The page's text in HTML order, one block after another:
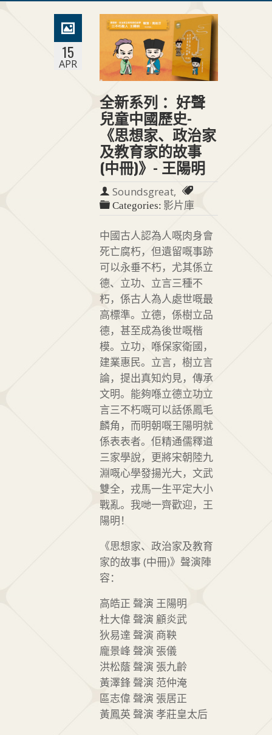
15
APR
全新系列 ：好聲
兒童中國歷史-
《思想家、政治家
及教育家的故事
(中冊)》- 王陽明
Soundsgreat,
Categories: 影片庫
中國古人認為人嘅肉身會
死亡腐朽，但遺留嘅事跡
可以永垂不朽，尤其係立
德、立功、立言三種不
朽，係古人為人處世嘅最
高標準。立德，係樹立品
德，甚至成為後世嘅楷
模。立功，喺保家衛國，
建業惠民。立言，樹立言
論，提出真知灼見，傳承
文明。能夠喺立德立功立
言三不朽嘅可以話係鳳毛
麟角，而明朝嘅王陽明就
係表表者。佢精通儒釋道
三家學說，更將宋朝陸九
淵嘅心學發揚光大，文武
雙全，戎馬一生平定大小
戰亂。我哋一齊歡迎，王
陽明！
《思想家、政治家及教育
家的故事 (中冊)》聲演陣
容：
高皓正 聲演 王陽明
杜大偉 聲演 顧炎武
狄易達 聲演 商鞅
龐景峰 聲演 張儀
洪松蔭 聲演 張九齡
黃澤鋒 聲演 范仲淹
區志偉 聲演 張居正
黃鳳英 聲演 孝莊皇太后